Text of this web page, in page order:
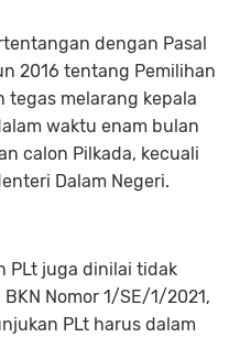
dengan Pasal
2016 tentang Pemilihan
tegas melarang kepala
waktu enam bulan
calon Pilkada, kecuali
Dalam Negeri.
PLt juga dinilai tidak
Nomor 1/SE/1/2021,
PLt harus dalam